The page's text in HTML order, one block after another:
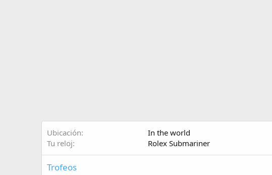
Ubicación
In the world
Tu reloj
Rolex Submariner
Trofeos